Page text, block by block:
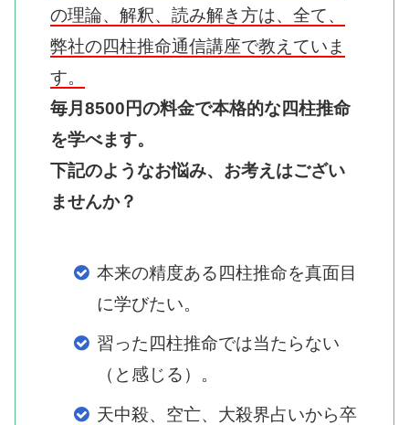
の理論、解釈、読み解き方は、全て、
弊社の四柱推命通信講座で教えていま
す。
毎月8500円の料金で本格的な四柱推命
を学べます。
下記のようなお悩み、お考えはござい
ませんか？
本来の精度ある四柱推命を真面目
に学びたい。
習った四柱推命では当たらない
（と感じる）。
天中殺、空亡、大殺界占いから卒